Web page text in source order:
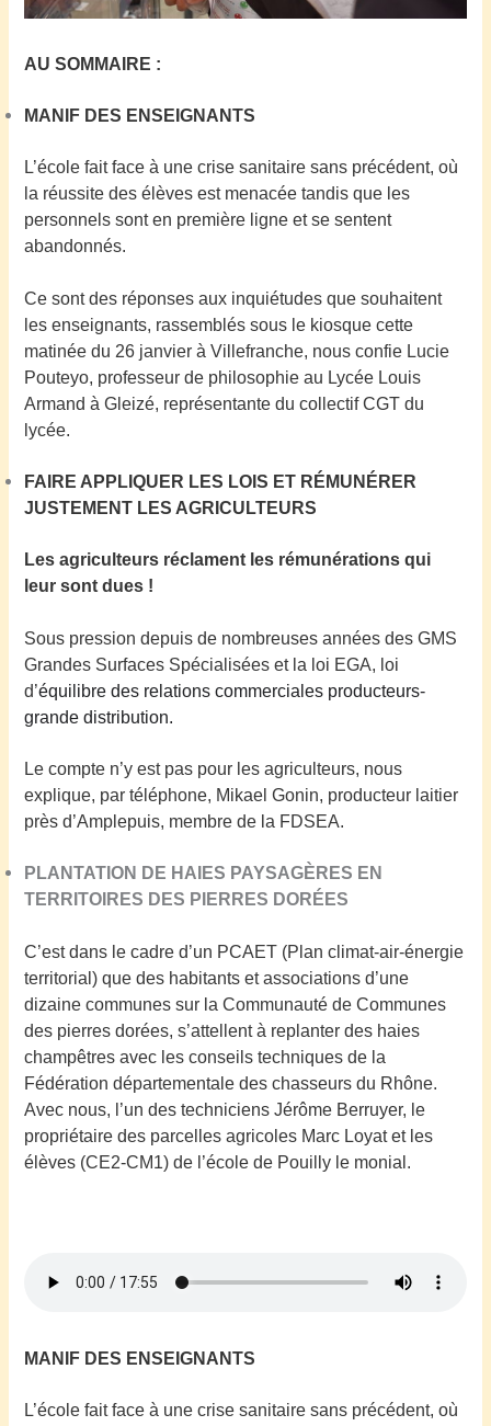
AU SOMMAIRE :
MANIF DES ENSEIGNANTS
L’école fait face à une crise sanitaire sans précédent, où
la réussite des élèves est menacée tandis que les
personnels sont en première ligne et se sentent
abandonnés.
Ce sont des réponses aux inquiétudes que souhaitent
les enseignants, rassemblés sous le kiosque cette
matinée du 26 janvier à Villefranche, nous confie Lucie
Pouteyo, professeur de philosophie au Lycée Louis
Armand à Gleizé, représentante du collectif CGT du
lycée.
FAIRE APPLIQUER LES LOIS ET RÉMUNÉRER
JUSTEMENT LES AGRICULTEURS
Les agriculteurs réclament les rémunérations qui
leur sont dues !
Sous pression depuis de nombreuses années des GMS
Grandes Surfaces Spécialisées et la loi EGA, loi
d’équilibre des relations commerciales producteurs-
grande distribution.
Le compte n’y est pas pour les agriculteurs, nous
explique, par téléphone, Mikael Gonin, producteur laitier
près d’Amplepuis, membre de la FDSEA.
PLANTATION DE HAIES PAYSAGÈ RES EN
TERRITOIRES DES PIERRES DORÉES
C’est dans le cadre d’un PCAET (Plan climat-air-énergie
territorial) que des habitants et associations d’une
dizaine communes sur la Communauté de Communes
des pierres dorées, s’attellent à replanter des haies
champêtres avec les conseils techniques de la
Fédération départementale des chasseurs du Rhône.
Avec nous, l’un des techniciens Jérôme Berruyer, le
propriétaire des parcelles agricoles Marc Loyat et les
élèves (CE2-CM1) de l’école de Pouilly le monial.
MANIF DES ENSEIGNANTS
L’école fait face à une crise sanitaire sans précédent, où